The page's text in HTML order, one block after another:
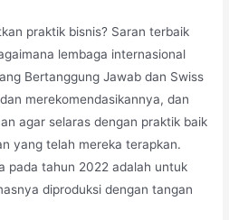
praktik bisnis? Saran terbaik
lembaga internasional
Bertanggung Jawab dan Swiss
merekomendasikannya, dan
agar selaras dengan praktik baik
yang telah mereka terapkan.
pada tahun 2022 adalah untuk
diproduksi dengan tangan